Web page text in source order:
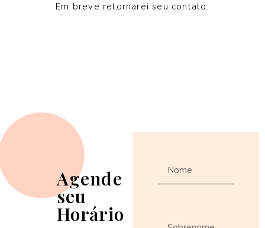
Em breve retornarei seu contato.
Agende
seu
Horário